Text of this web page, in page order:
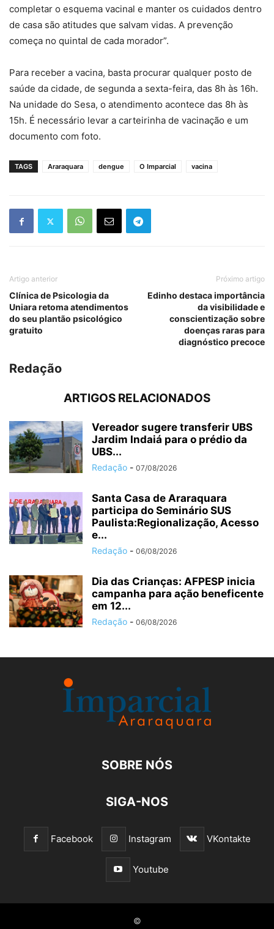
completar o esquema vacinal e manter os cuidados dentro
de casa são atitudes que salvam vidas. A prevenção
começa no quintal de cada morador”.
Para receber a vacina, basta procurar qualquer posto de
saúde da cidade, de segunda a sexta-feira, das 8h às 16h.
Na unidade do Sesa, o atendimento acontece das 8h às
15h. É necessário levar a carteirinha de vacinação e um
documento com foto.
TAGS Araraquara dengue O Imparcial vacina
Artigo anterior
Clínica de Psicologia da
Uniara retoma atendimentos
do seu plantão psicológico
gratuito
Próximo artigo
Edinho destaca importância
da visibilidade e
conscientização sobre
doenças raras para
diagnóstico precoce
Redação
ARTIGOS RELACIONADOS
Vereador sugere transferir UBS
Jardim Indaiá para o prédio da
UBS...
Redação - 07/08/2026
Santa Casa de Araraquara
participa do Seminário SUS
Paulista:Regionalização, Acesso
e...
Redação - 06/08/2026
Dia das Crianças: AFPESP inicia
campanha para ação beneficente
em 12...
Redação - 06/08/2026
SOBRE NÓS
SIGA-NOS
Facebook Instagram VKontakte
Youtube
©